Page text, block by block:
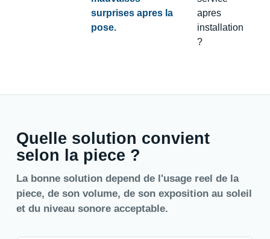
surprises apres la
pose.
apres
installation
?
Quelle solution convient
selon la piece ?
La bonne solution depend de l'usage reel de la
piece, de son volume, de son exposition au soleil
et du niveau sonore acceptable.